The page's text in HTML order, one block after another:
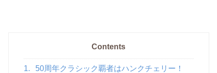
Contents
1. 50周年クラシック覇者はハンクチェリー！